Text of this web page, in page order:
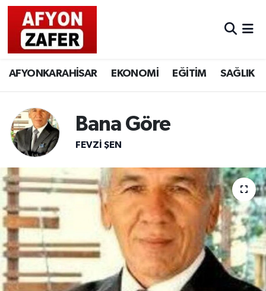
AFYONKARAHİSAR EKONOMİ EĞİTİM SAĞLIK
Bana Göre
FEVZI ŞEN